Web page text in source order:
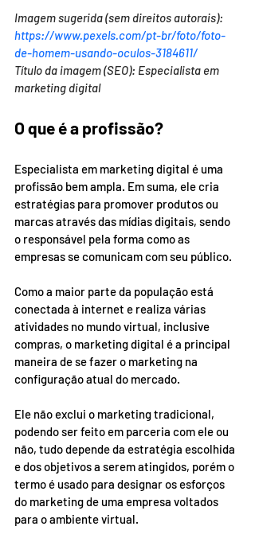
Imagem sugerida (sem direitos autorais):
https://www.pexels.com/pt-br/foto/foto-
de-homem-usando-oculos-3184611/
Título da imagem (SEO): Especialista em
marketing digital
O que é a profissão?
Especialista em marketing digital é uma
profissão bem ampla. Em suma, ele cria
estratégias para promover produtos ou
marcas através das mídias digitais, sendo
o responsável pela forma como as
empresas se comunicam com seu público.
Como a maior parte da população está
conectada à internet e realiza várias
atividades no mundo virtual, inclusive
compras, o marketing digital é a principal
maneira de se fazer o marketing na
configuração atual do mercado.
Ele não exclui o marketing tradicional,
podendo ser feito em parceria com ele ou
não, tudo depende da estratégia escolhida
e dos objetivos a serem atingidos, porém o
termo é usado para designar os esforços
do marketing de uma empresa voltados
para o ambiente virtual.